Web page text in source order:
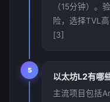
（15分钟）。
险，选择TVL
[3]
5
以太坊L2有哪
主流项目包括